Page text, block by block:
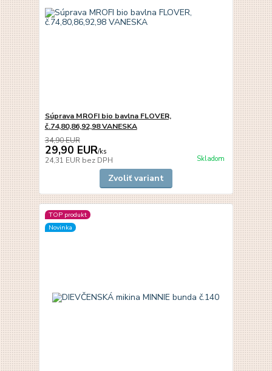
Súprava MROFI bio bavlna FLOVER,
č.74,80,86,92,98 VANESKA
34,90 EUR
29,90 EUR/ks
24,31 EUR bez DPH Skladom
Zvoliť variant
TOP produkt
Novinka